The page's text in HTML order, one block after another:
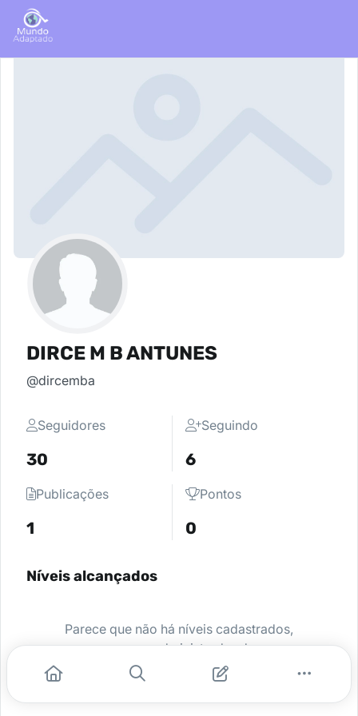
DIRCE M B ANTUNES
@dircemba
Seguidores
30
Seguindo
6
Publicações
1
Pontos
0
Níveis alcançados
Parece que não há níveis cadastrados,
peça para o administrador da sua
comunidade ativar e comece a se